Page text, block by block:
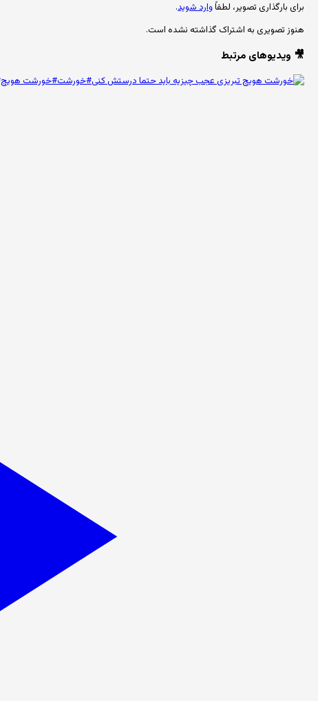
برای بارگذاری تصویر، لطفاًوارد شوید.
هنوز تصویری به اشتراک گذاشته نشده است.
🎥 ویدیوهای مرتبط